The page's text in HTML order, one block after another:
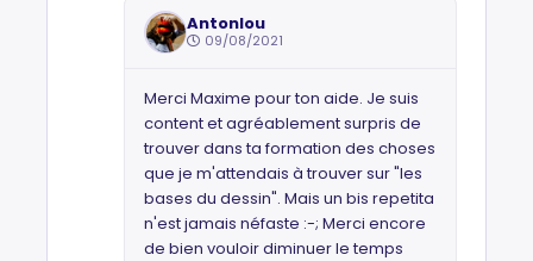
Antonlou
09/08/2021
Merci Maxime pour ton aide. Je suis
content et agréablement surpris de
trouver dans ta formation des choses
que je m'attendais à trouver sur "les
bases du dessin". Mais un bis repetita
n'est jamais néfaste :-; Merci encore
de bien vouloir diminuer le temps